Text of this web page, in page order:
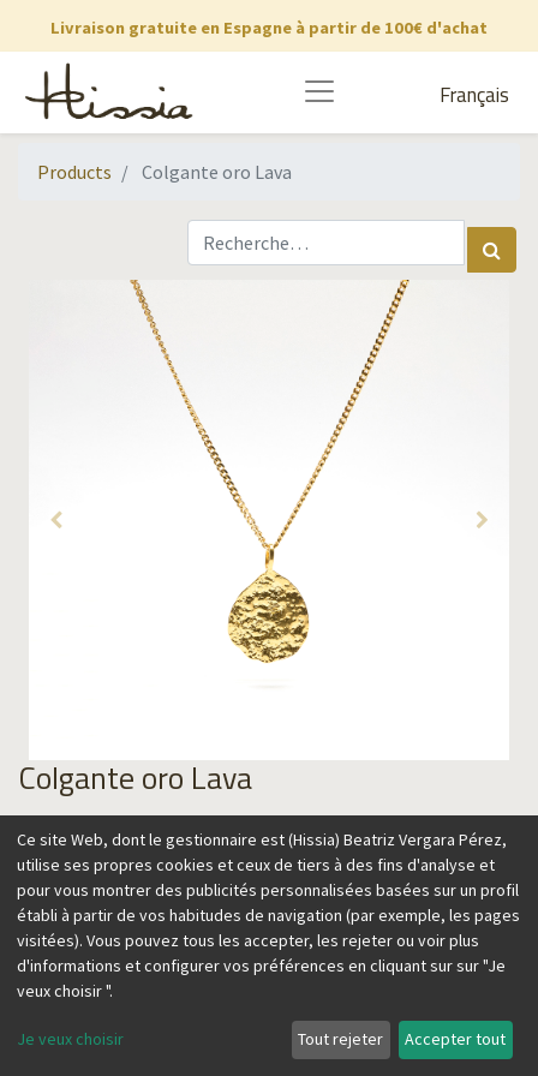
Livraison gratuite en Espagne à partir de 100€ d'achat
Français
Products Colgante oro Lava
Colgante oro Lava
95,00€
Ajouter au panier
Nuestra gargantilla se inspira en la textura de la lava,
Ce site Web, dont le gestionnaire est (Hissia) Beatriz Vergara Pérez,
utilise ses propres cookies et ceux de tiers à des fins d'analyse et
pour vous montrer des publicités personnalisées basées sur un profil
établi à partir de vos habitudes de navigation (par exemple, les pages
visitées). Vous pouvez tous les accepter, les rejeter ou voir plus
d'informations et configurer vos préférences en cliquant sur sur "Je
veux choisir ".
Je veux choisir Tout rejeter Accepter tout